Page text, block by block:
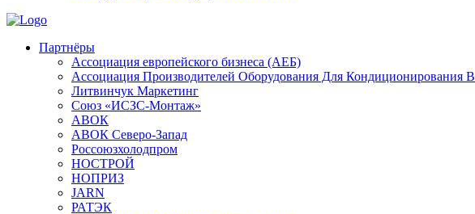
Партнёры
Ассоциация европейского бизнеса (АЕБ)
Aссоциация Производителей Оборудования Для Кондиционирования
Литвинчук Маркетинг
Союз «ИСЗС-Монтаж»
АВОК
АВОК Северо-Запад
Россоюзхолодпром
НОСТРОЙ
НОПРИЗ
JARN
РАТЭК